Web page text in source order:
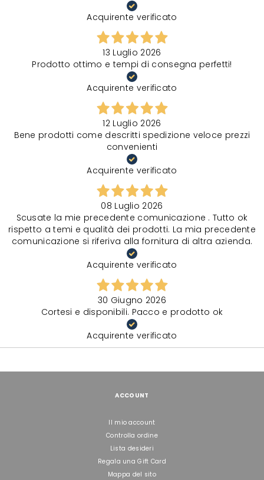
Acquirente verificato
13 Luglio 2026
Prodotto ottimo e tempi di consegna perfetti!
Acquirente verificato
12 Luglio 2026
Bene prodotti come descritti spedizione veloce prezzi
convenienti
Acquirente verificato
08 Luglio 2026
Scusate la mie precedente comunicazione . Tutto ok
rispetto a temi e qualità dei prodotti. La mia precedente
comunicazione si riferiva alla fornitura di altra azienda.
Acquirente verificato
30 Giugno 2026
Cortesi e disponibili. Pacco e prodotto ok
Acquirente verificato
ACCOUNT
Il mio account
Controlla ordine
Lista desideri
Regala una Gift Card
Mappa del sito